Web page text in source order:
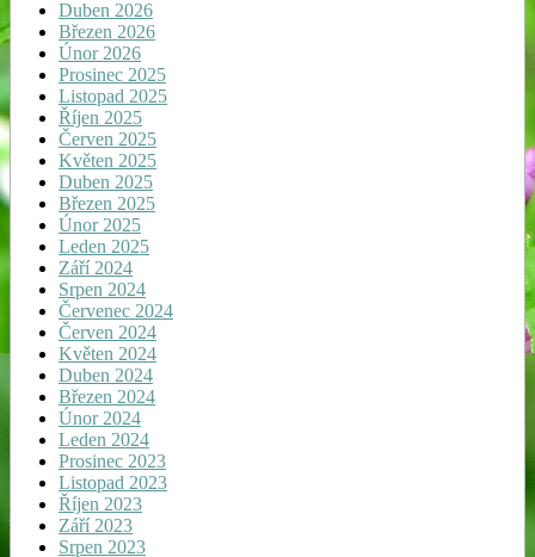
Duben 2026
Březen 2026
Únor 2026
Prosinec 2025
Listopad 2025
Říjen 2025
Červen 2025
Květen 2025
Duben 2025
Březen 2025
Únor 2025
Leden 2025
Září 2024
Srpen 2024
Červenec 2024
Červen 2024
Květen 2024
Duben 2024
Březen 2024
Únor 2024
Leden 2024
Prosinec 2023
Listopad 2023
Říjen 2023
Září 2023
Srpen 2023